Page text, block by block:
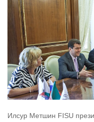
Илсур Метшин FISU